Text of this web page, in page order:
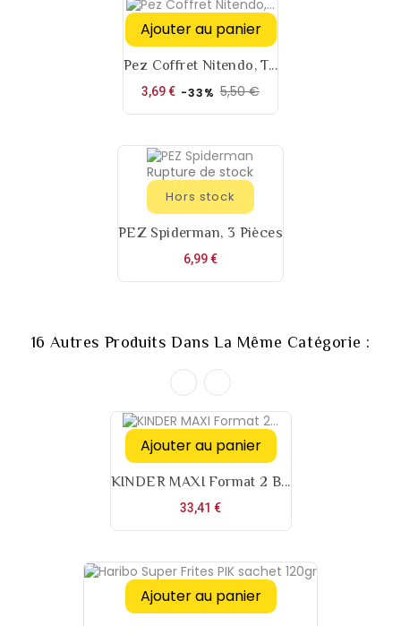
Ajouter au panier
Pez Coffret Nitendo, T...
3,69 € Prix
-33% 5,50 €Prix
Rupture de stock
Hors stock
PEZ Spiderman, 3 Pièces
6,99 €Prix
16 Autres Produits Dans La Même Catégorie :
Ajouter au panier
KINDER MAXI Format 2 B...
33,41 €Prix
Ajouter au panier